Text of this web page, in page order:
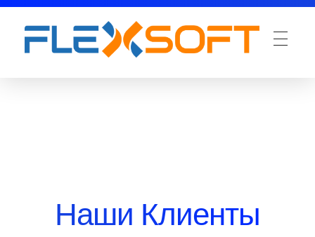
Наши Клиенты